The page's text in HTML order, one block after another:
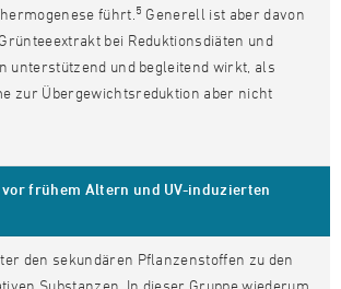
führt. 5 Generell ist aber davon
bei Reduktionsdiäten und
unterstützend und begleitend wirkt, als
zur Übergewichtsreduktion aber nicht
vor frühem Altern und UV-induzierten
den sekundären Pflanzenstoffen zu den
Substanzen. In dieser Gruppe wiederum